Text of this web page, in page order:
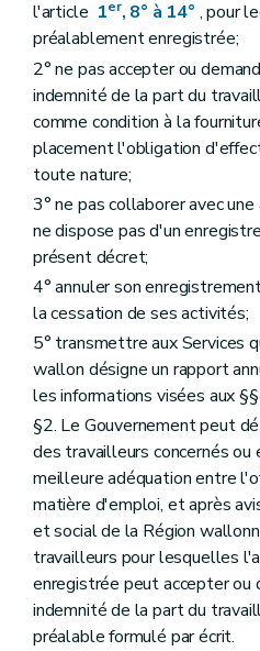
l'article 1er, 8° à 14° , pour
préalablement enregistrée;
2° ne pas accepter ou
indemnité de la part du
comme condition à la
placement l'obligation
toute nature;
3° ne pas collaborer avec
ne dispose pas d'un
présent décret;
4° annuler son
la cessation de ses activités;
5° transmettre aux Services
wallon désigne un rapport
les informations visées aux
§2. Le Gouvernement peut
des travailleurs concernés ou
meilleure adéquation entre
matière d'emploi, et après
et social de la Région
travailleurs pour lesquelles
enregistrée peut accepter ou
indemnité de la part du
préalable formulé par écrit.